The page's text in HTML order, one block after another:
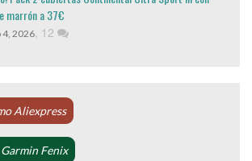
marrón a 37€
4, 2026, 12
Aliexpress
Fenix